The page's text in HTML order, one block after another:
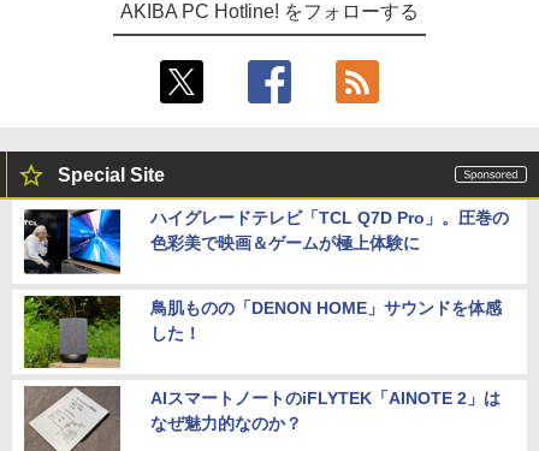
AKIBA PC Hotline! をフォローする
Special Site
ハイグレードテレビ「TCL Q7D Pro」。圧巻の
色彩美で映画＆ゲームが極上体験に
鳥肌ものの「DENON HOME」サウンドを体感
した！
AIスマートノートのiFLYTEK「AINOTE 2」は
なぜ魅力的なのか？